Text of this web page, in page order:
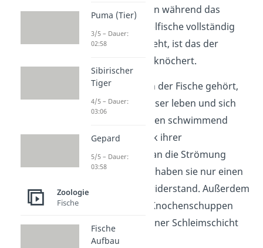
ihrem Skelett. Denn während das
Skelett der Knorpelfische vollständig
aus Knorpeln besteht, ist das der
Knochenfische verknöchert.
Zu den Merkmalen der Fische gehört,
dass sie unter Wasser leben und sich
mithilfe ihrer Flossen schwimmend
fortbewegen. Dank ihrer
Stromlinienform (an die Strömung
angepasste Form) haben sie nur einen
geringen Wasserwiderstand. Außerdem
ist ihr Körper mit Knochenschuppen
bedeckt, die von einer Schleimschicht
überzogen sind.
Puma (Tier)
3/5 – Dauer:
02:58
Sibirischer
Tiger
4/5 – Dauer:
03:06
Gepard
5/5 – Dauer:
03:58
Zoologie
Fische
Fische
Aufbau